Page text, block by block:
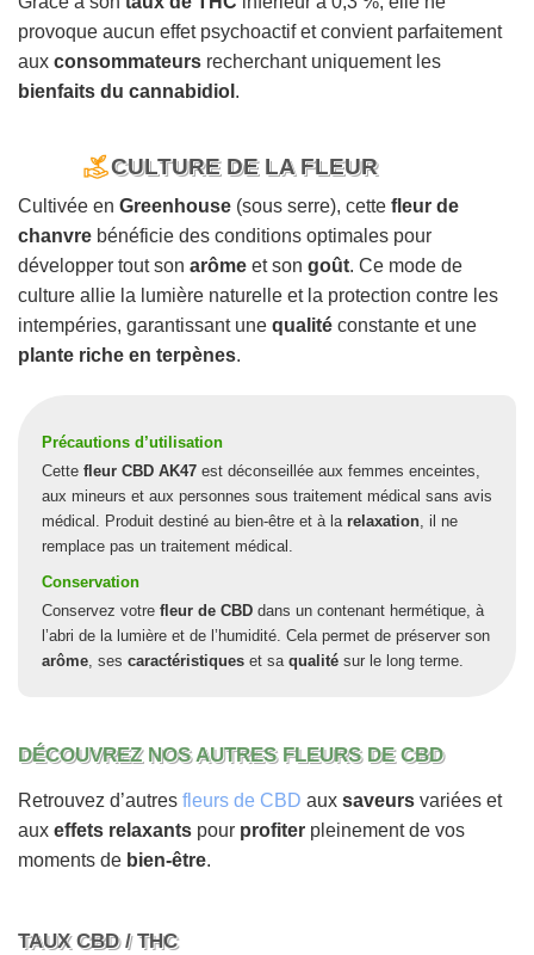
provoque aucun effet psychoactif et convient parfaitement
aux consommateurs recherchant uniquement les
bienfaits du cannabidiol .
CULTURE DE LA FLEUR
Cultivée en Greenhouse (sous serre), cette fleur de
chanvre bénéficie des conditions optimales pour
développer tout son arôme et son goût. Ce mode de
culture allie la lumière naturelle et la protection contre les
intempéries, garantissant une qualité constante et une
plante riche en terpènes.
Précautions d’utilisation
Cette fleur CBD AK47 est déconseillée aux femmes enceintes,
aux mineurs et aux personnes sous traitement médical sans avis
médical. Produit destiné au bien-être et à la relaxation , il ne
remplace pas un traitement médical.
Conservation
Conservez votre fleur de CBD dans un contenant hermétique, à
l’abri de la lumière et de l’humidité. Cela permet de préserver son
arôme , ses caractéristiques et sa qualité sur le long terme.
DÉCOUVREZ NOS AUTRES FLEURS DE CBD
Retrouvez d’autres fleurs de CBD aux saveurs variées et
aux effets relaxants pour profiter pleinement de vos
moments de bien-être.
TAUX CBD / THC